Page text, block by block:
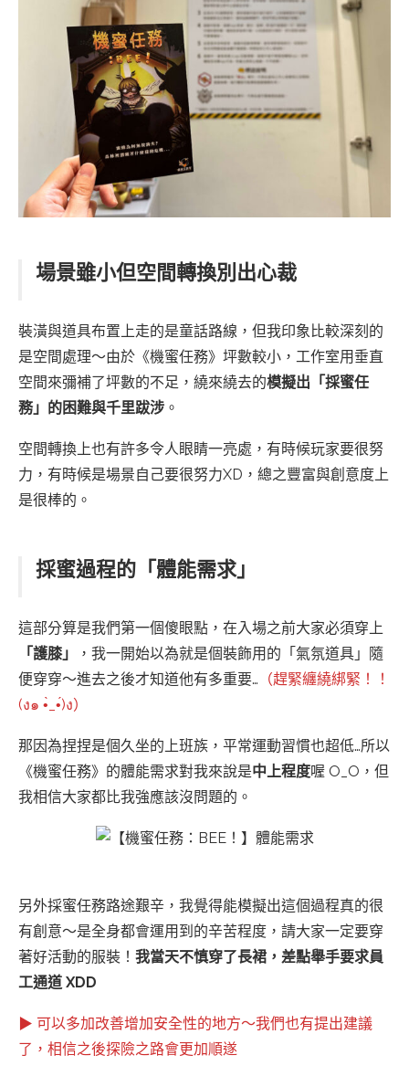
場景雖小但空間轉換別出心裁
裝潢與道具布置上走的是童話路線，但我印象比較深刻的
是空間處理～由於《機蜜任務》坪數較小，工作室用垂直
空間來彌補了坪數的不足，繞來繞去的模擬出「採蜜任
務」的困難與千里跋涉 。
空間轉換上也有許多令人眼睛一亮處，有時候玩家要很努
力，有時候是場景自己要很努力XD，總之豐富與創意度上
是很棒的。
採蜜過程的「體能需求」
這部分算是我們第一個傻眼點，在入場之前大家必須穿上
「護膝」
，我一開始以為就是個裝飾用的「氣氛道具」隨
便穿穿～進去之後才知道他有多重要… （趕緊纏繞綁緊！！
(ง๑ •̀_•́)ง）
那因為捏捏是個久坐的上班族，平常運動習慣也超低…所以
《機蜜任務》的體能需求對我來說是中上程度喔 O_O，但
我相信大家都比我強應該沒問題的。
另外採蜜任務路途艱辛，我覺得能模擬出這個過程真的很
有創意～是全身都會運用到的辛苦程度，請大家一定要穿
著好活動的服裝！ 我當天不慎穿了長裙，差點舉手要求員
工通道 XDD
▶ 可以多加改善增加安全性的地方～我們也有提出建議
了，相信之後探險之路會更加順遂